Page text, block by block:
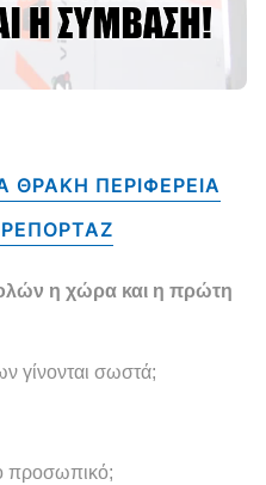
ΠΕΡΙΦΕΡΕΙΑ
η χώρα και η πρώτη
γίνονται σωστά;
προσωπικό;